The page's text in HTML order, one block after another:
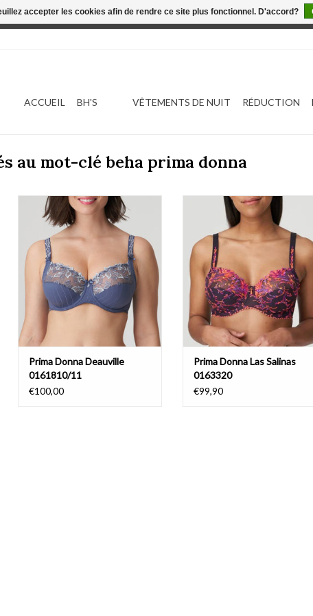
ACCUEIL BH'S VÊTEMENTS DE NUIT RÉDUCTION
au mot-clé beha prima donna
Prima Donna Deauville 0161810/11
AJOUTER AU PANIER
Prima Donna Deauville
0161810/11
€100,00
Prima Donna Las Salinas 0163320
AJOUTER AU PANIER
Prima Donna Las Salinas
0163320
€99,90
accepter les cookies afin de rendre ce site plus fonctionnel. D'accord?
Cette boutique est en construction. Toute commande